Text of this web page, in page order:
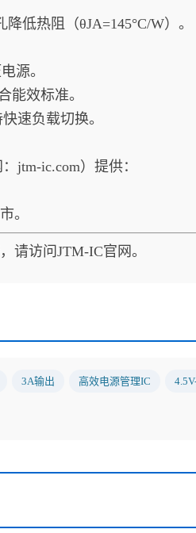
低热阻（θJA=145°C/W）。
源。
能效标准。
速负载切换。
jtm-ic.com）提供：
。
请访问 JTM-IC官网。
3A输出 高效电源管理IC